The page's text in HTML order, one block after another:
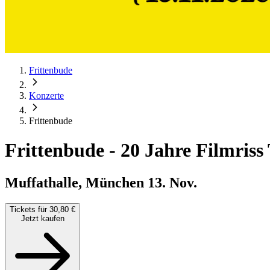
Frittenbude
Konzerte
Frittenbude
Frittenbude - 20 Jahre Filmriss
Muffathalle, München 13. Nov.
Tickets für 30,80 €
Jetzt kaufen